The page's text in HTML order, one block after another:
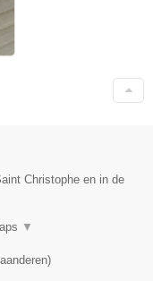
Christophe en in de
▼
)